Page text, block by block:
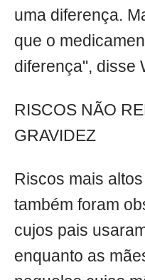
uma diferença.
que o
diferença", disse
RISCOS NÃO
GRAVIDEZ
Riscos mais
também foram
cujos pais
enquanto as